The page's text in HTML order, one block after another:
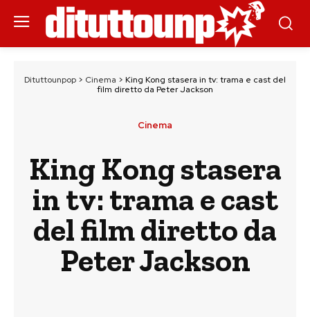
Dituttounpop > Cinema > King Kong stasera in tv: trama e cast del
film diretto da Peter Jackson
Cinema
King Kong stasera
in tv: trama e cast
del film diretto da
Peter Jackson